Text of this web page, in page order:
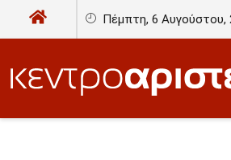
Πέμπτη, 6 Αυγούστου,